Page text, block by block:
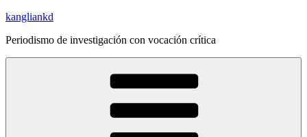
Saltar
contenido
kangliankd
Periodismo de investigación con vocación crítica